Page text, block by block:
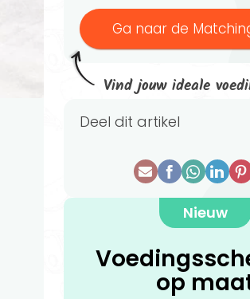
Ga naar de
Vind jouw ideale
Deel dit artikel
Nieuw
op